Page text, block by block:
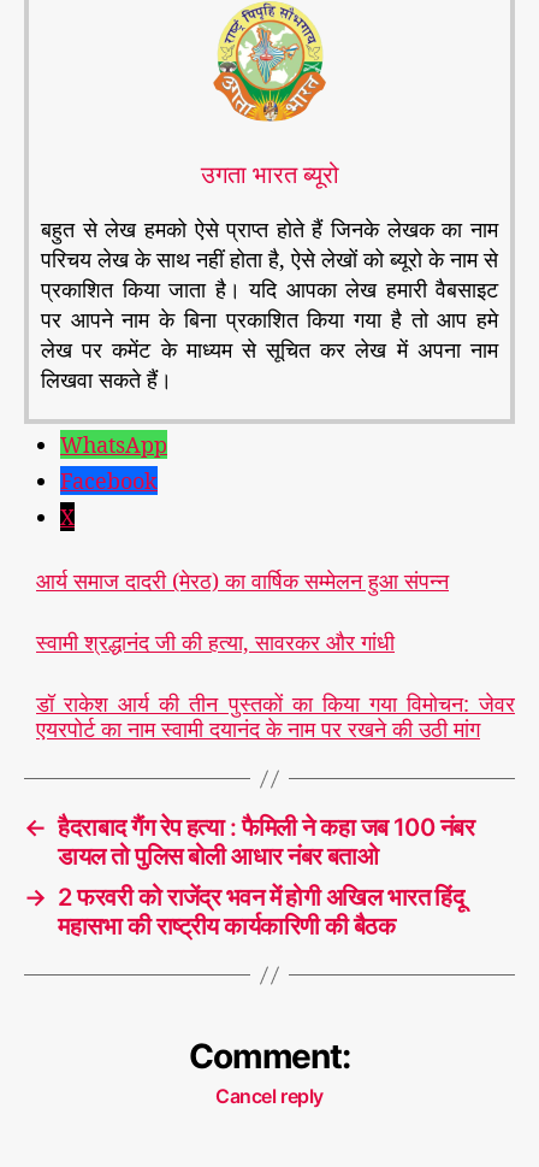
उगता भारत ब्यूरो
बहुत से लेख हमको ऐसे प्राप्त होते हैं जिनके लेखक का नाम
परिचय लेख के साथ नहीं होता है, ऐसे लेखों को ब्यूरो के नाम से
प्रकाशित किया जाता है। यदि आपका लेख हमारी वैबसाइट
पर आपने नाम के बिना प्रकाशित किया गया है तो आप हमे
लेख पर कमेंट के माध्यम से सूचित कर लेख में अपना नाम
लिखवा सकते हैं।
WhatsApp
Facebook
X
आर्य समाज दादरी (मेरठ) का वार्षिक सम्मेलन हुआ संपन्न
स्वामी श्रद्धानंद जी की हत्या, सावरकर और गांधी
डॉ राकेश आर्य की तीन पुस्तकों का किया गया विमोचन: जेवर
एयरपोर्ट का नाम स्वामी दयानंद के नाम पर रखने की उठी मांग
← हैदराबाद गैंग रेप हत्या : फैमिली ने कहा जब 100 नंबर
डायल तो पुलिस बोली आधार नंबर बताओ
→ 2 फरवरी को राजेंद्र भवन में होगी अखिल भारत हिंदू
महासभा की राष्ट्रीय कार्यकारिणी की बैठक
Comment:
Cancel reply